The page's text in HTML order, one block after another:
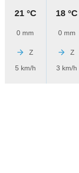
21 °C
0 mm
Z
5 km/h
18 °C
0 mm
Z
3 km/h